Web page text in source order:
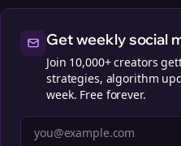
Get weekly social
Join 10,000+ creators
strategies, algorithm
week. Free forever.